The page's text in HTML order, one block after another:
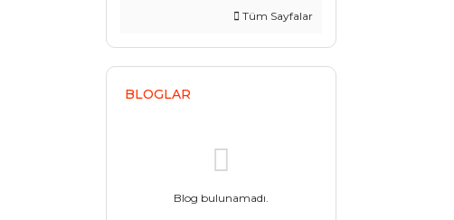
Tüm Sayfalar
BLOGLAR
Blog bulunamadı.